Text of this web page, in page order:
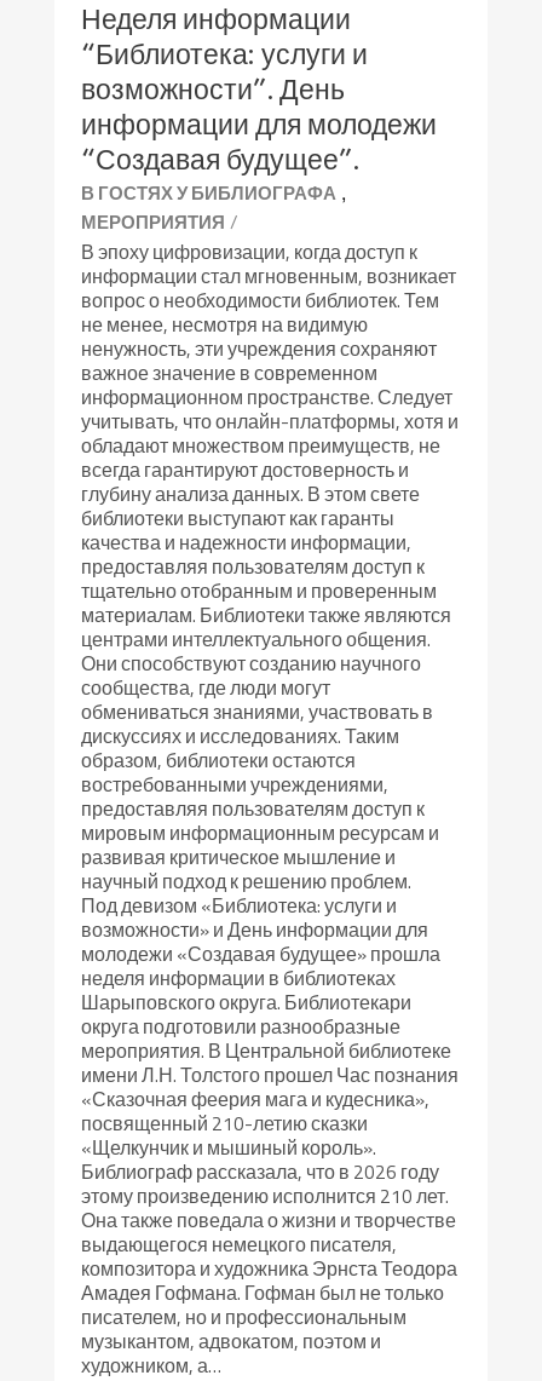
Неделя информации
“Библиотека: услуги и
возможности”. День
информации для молодежи
“Создавая будущее”.
В ГОСТЯХ У БИБЛИОГРАФА ,
МЕРОПРИЯТИЯ /
В эпоху цифровизации, когда доступ к
информации стал мгновенным, возникает
вопрос о необходимости библиотек. Тем
не менее, несмотря на видимую
ненужность, эти учреждения сохраняют
важное значение в современном
информационном пространстве. Следует
учитывать, что онлайн-платформы, хотя и
обладают множеством преимуществ, не
всегда гарантируют достоверность и
глубину анализа данных. В этом свете
библиотеки выступают как гаранты
качества и надежности информации,
предоставляя пользователям доступ к
тщательно отобранным и проверенным
материалам. Библиотеки также являются
центрами интеллектуального общения.
Они способствуют созданию научного
сообщества, где люди могут
обмениваться знаниями, участвовать в
дискуссиях и исследованиях. Таким
образом, библиотеки остаются
востребованными учреждениями,
предоставляя пользователям доступ к
мировым информационным ресурсам и
развивая критическое мышление и
научный подход к решению проблем.
Под девизом «Библиотека: услуги и
возможности» и День информации для
молодежи «Создавая будущее» прошла
неделя информации в библиотеках
Шарыповского округа. Библиотекари
округа подготовили разнообразные
мероприятия. В Центральной библиотеке
имени Л.Н. Толстого прошел Час познания
«Сказочная феерия мага и кудесника»,
посвященный 210-летию сказки
«Щелкунчик и мышиный король».
Библиограф рассказала, что в 2026 году
этому произведению исполнится 210 лет.
Она также поведала о жизни и творчестве
выдающегося немецкого писателя,
композитора и художника Эрнста Теодора
Амадея Гофмана. Гофман был не только
писателем, но и профессиональным
музыкантом, адвокатом, поэтом и
художником, а…